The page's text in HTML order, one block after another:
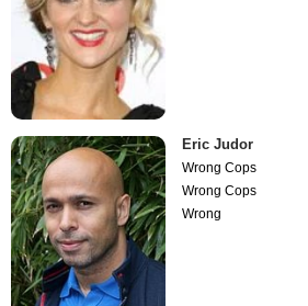
Eric Judor
Wrong Cops
Wrong Cops
Wrong